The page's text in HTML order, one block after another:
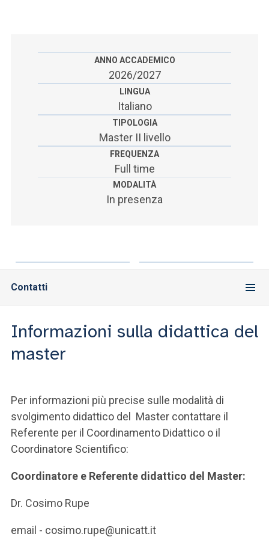
ACCEDI A CLOUDMAILANNO ACCADEMICO
2026/2027
LINGUA
Italiano
TIPOLOGIA
Master II livello
FREQUENZA
Full time
MODALITÀ
In presenza
Contatti
Informazioni sulla didattica del
master
Per informazioni più precise sulle modalità di
svolgimento didattico del Master contattare il
Referente per il Coordinamento Didattico o il
Coordinatore Scientifico:
Coordinatore e Referente didattico del Master:
Dr. Cosimo Rupe
email - cosimo.rupe@unicatt.it